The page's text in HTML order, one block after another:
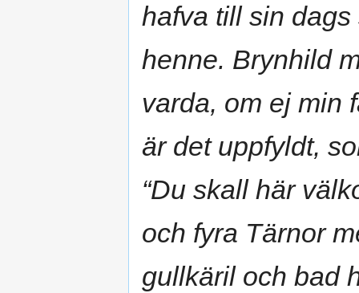
hafva till sin dags
henne. Brynhild
varda, om ej min
är det uppfyldt,
“Du skall här
och fyra Tärnor
gullkäril och bad